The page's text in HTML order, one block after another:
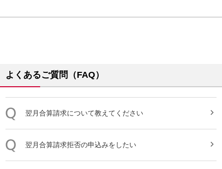
よくあるご質問（FAQ）
翌月合算請求について教えてください
翌月合算請求拒否の申込みをしたい